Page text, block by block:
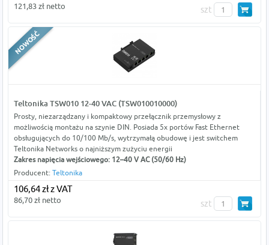
121,83 zł netto szt
Teltonika TSW010 12-40 VAC (TSW010010000)
Prosty, niezarządzany i kompaktowy przełącznik przemysłowy z
możliwością montażu na szynie DIN. Posiada 5x portów Fast Ethernet
obsługujących do 10/100 Mb/s, wytrzymałą obudowę i jest switchem
Teltonika Networks o najniższym zużyciu energii
Zakres napięcia wejściowego: 12–40 V AC (50/60 Hz)
Producent: Teltonika
106,64 zł z VAT
86,70 zł netto szt